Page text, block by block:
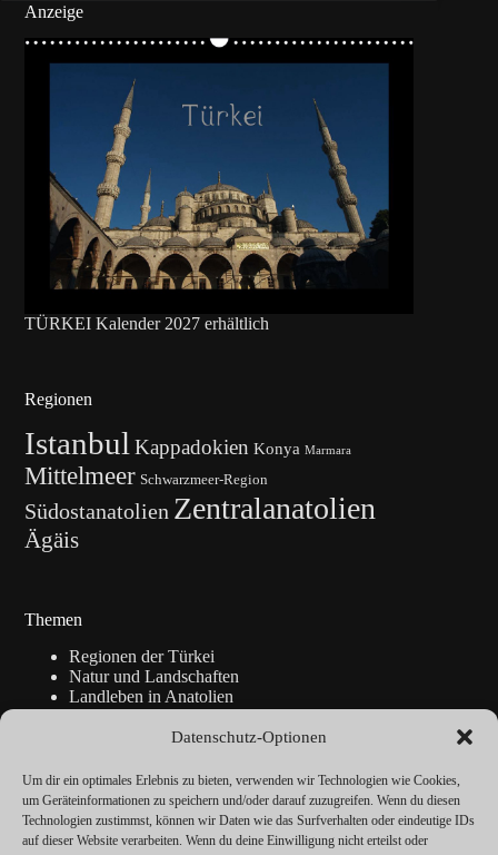
Datenschutz-Optionen
Um dir ein optimales Erlebnis zu bieten, verwenden wir Technologien wie Cookies,
um Geräteinformationen zu speichern und/oder darauf zuzugreifen. Wenn du diesen
Technologien zustimmst, können wir Daten wie das Surfverhalten oder eindeutige IDs
auf dieser Website verarbeiten. Wenn du deine Einwilligung nicht erteilst oder
Anzeige
TÜRKEI Kalender 2027 erhältlich
Regionen
Istanbul Kappadokien Konya Marmara
Mittelmeer Schwarzmeer-Region
Südostanatolien Zentralanatolien
Ägäis
Themen
Regionen der Türkei
Natur und Landschaften
Landleben in Anatolien
Blickpunkte
Reise-Info